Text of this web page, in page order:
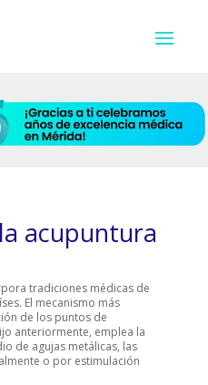
acupuntura
tradiciones médicas de
El mecanismo más
de los puntos de
anteriormente, emplea la
de agujas metálicas, las
o por estimulación